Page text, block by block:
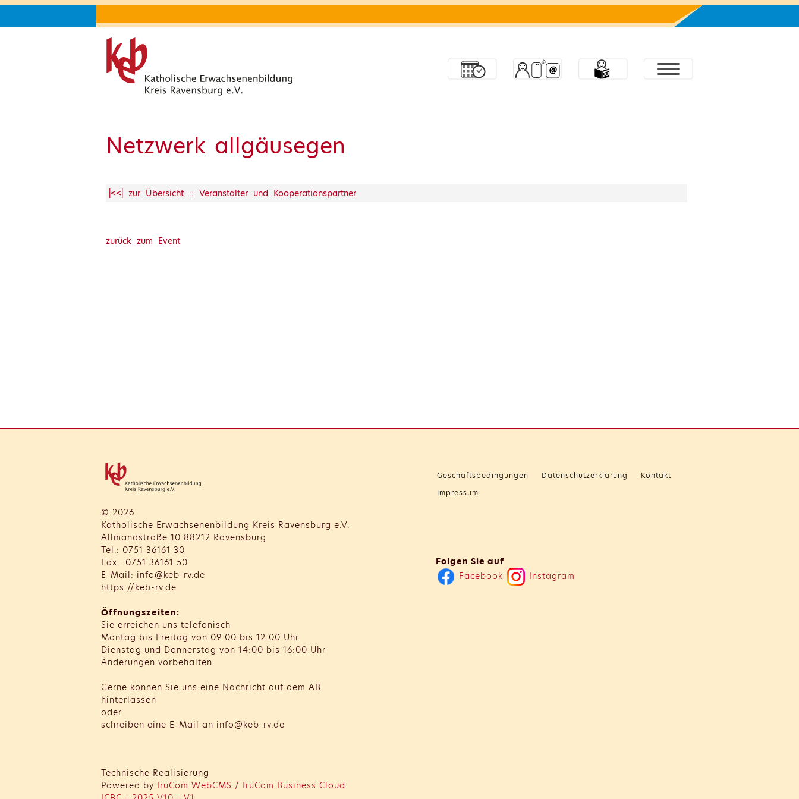
Netzwerk allgäusegen
|<<| zur Übersicht :: Veranstalter und Kooperationspartner
zurück zum Event
© 2026
Katholische Erwachsenenbildung Kreis Ravensburg e.V.
Allmandstraße 10 88212 Ravensburg
Tel.: 0751 36161 30
Fax.: 0751 36161 50
E-Mail: info@keb-rv.de
https://keb-rv.de
Öffnungszeiten:
Sie erreichen uns telefonisch
Montag bis Freitag von 09:00 bis 12:00 Uhr
Dienstag und Donnerstag von 14:00 bis 16:00 Uhr
Änderungen vorbehalten
Gerne können Sie uns eine Nachricht auf dem AB
hinterlassen
oder
schreiben eine E-Mail an info@keb-rv.de
Geschäftsbedingungen Datenschutzerklärung
Kontakt
Impressum
Folgen Sie auf
Facebook
Instagram
Technische Realisierung
Powered by IruCom WebCMS / IruCom Business Cloud